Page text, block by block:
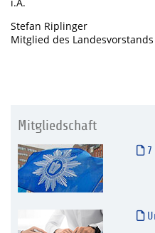
Stefan Riplinger
Mitglied des
Mitgliedschaft
7